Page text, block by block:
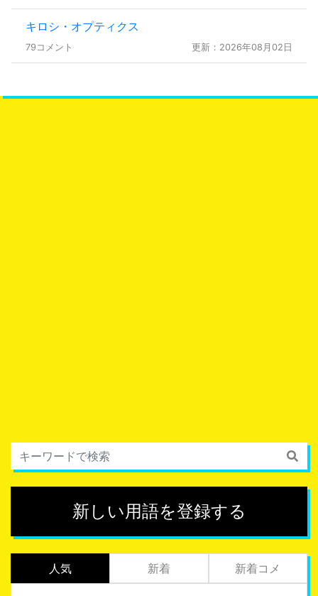
キロシ・オプティクス
79コメント 更新：2026年08月02日
新しい用語を登録する
人気 新着 新着コメ